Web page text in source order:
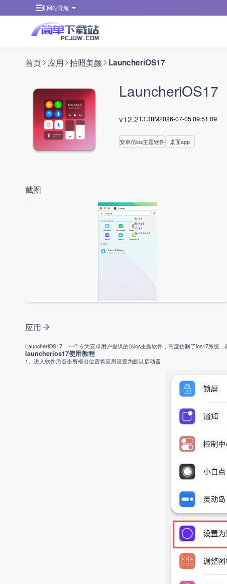
网站导航
首页 应用 拍照美颜 LauncheriOS17
LauncheriOS17
v12.213.38M2026-07-05 09:51:09
安卓仿ios主题软件 桌面app
截图
应用
LauncheriOS17，一个专为安卓用户提供的仿ios主题软件，高度仿制了ios17系统
launcherios17使用教程
1、进入软件后点击所框出位置将应用设置为默认启动器